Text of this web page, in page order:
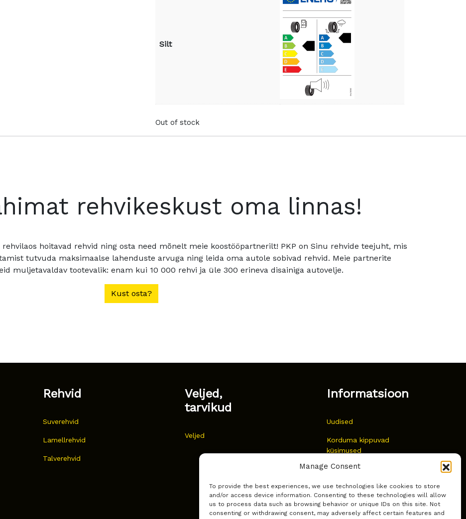
Manage Consent
To provide the best experiences, we use technologies like cookies to store
and/or access device information. Consenting to these technologies will allow
us to process data such as browsing behavior or unique IDs on this site. Not
consenting or withdrawing consent, may adversely affect certain features and
Silt
Out of stock
rehvikeskust oma linnas!
hoitavad rehvid ning osta need mõnelt meie koostööpartnerilt! PKP on Sinu rehvide teejuht, mis
tutvuda maksimaalse lahenduste arvuga ning leida oma autole sobivad rehvid. Meie partnerite
muljetavaldav tootevalik: enam kui 10 000 rehvi ja üle 300 erineva disainiga autovelje.
Kust osta?
Rehvid
Suverehvid
Lamellrehvid
Talverehvid
Veljed,
tarvikud
Veljed
Informatsioon
Uudised
Korduma kippuvad
küsimused
Kust osta?
Küpsiste poliitika